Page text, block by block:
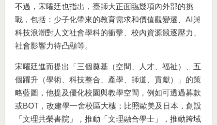
不過，宋曜廷也指出，臺師大正面臨幾項內外部的挑
戰，包括：少子化帶來的教育需求和價值觀變遷、AI與
科技浪潮對人文社會學科的衝擊、校內資源競逐壓力、
社會影響力待凸顯等。
宋曜廷進而提出「三個奠基（空間、人才、福祉）、五
個躍升（學術、科技整合、產學、師道、貢獻）」的策
略藍圖，他提及優化校園與教學空間，例如可透過募款
或BOT，改建學一舍校區大樓；比照歐美及日本，創設
「文理共榮書院」，推動「文理融合學士」，推動跨域